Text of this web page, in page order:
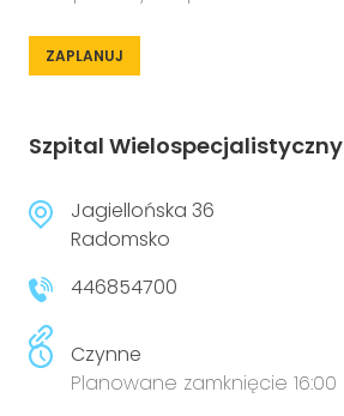
ZAPLANUJ
Szpital Wielospecjalistyczny
Jagiellońska 36
Radomsko
446854700
Czynne
Planowane zamknięcie 16:00